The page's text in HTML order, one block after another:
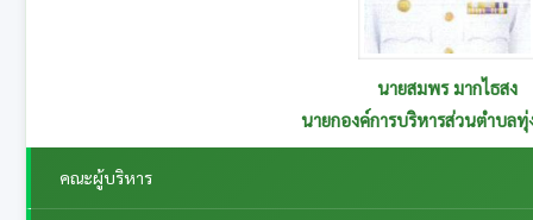
นายสุนทร อาษานอก
รองนายกองค์การบริหารส่วนตำบลทุ่งกระเต็น รับผิดชอบกอ
คณะผู้บริหาร